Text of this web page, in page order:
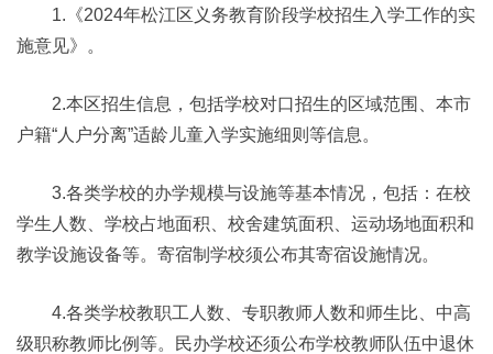
1.《2024年松江区义务教育阶段学校招生入学工作的实
施意见》。
2.本区招生信息，包括学校对口招生的区域范围、本市
户籍“人户分离”适龄儿童入学实施细则等信息。
3.各类学校的办学规模与设施等基本情况，包括：在校
学生人数、学校占地面积、校舍建筑面积、运动场地面积和
教学设施设备等。寄宿制学校须公布其寄宿设施情况。
4.各类学校教职工人数、专职教师人数和师生比、中高
级职称教师比例等。民办学校还须公布学校教师队伍中退休